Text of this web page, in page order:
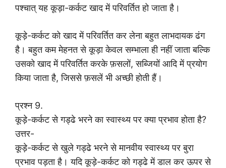
पश्चात् यह कूड़ा-कर्कट खाद में परिवर्तित हो जाता है।
कूड़े-कर्कट को खाद में परिवर्तित कर लेना बहुत लाभदायक ढंग
है। बहुत कम मेहनत से कूड़ा केवल सम्भाला ही नहीं जाता बल्कि
उसको खाद में परिवर्तित करके फ़सलों, सब्जियों आदि में प्रयोग
किया जाता है, जिससे फ़सलें भी अच्छी होती हैं।
प्रश्न 9.
कूड़े-कर्कट से गड्ढे भरने का स्वास्थ्य पर क्या प्रभाव होता है?
उत्तर-
कूड़े-कर्कट से खुले गड्ढे भरने से मानवीय स्वास्थ्य पर बुरा
प्रभाव पड़ता है। यदि कूड़े-कर्कट को गड्ढे में डाल कर ऊपर से